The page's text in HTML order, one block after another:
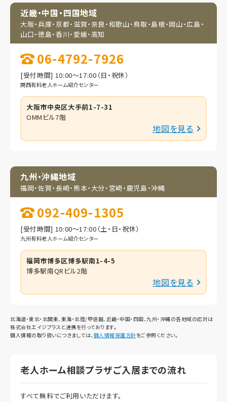
近畿・中国・四国地域
大阪・兵庫・京都・滋賀・奈良・和歌山・鳥取・島根・岡山・広島・
山口・徳島・香川・愛媛・高知
06-4792-7926
[受付時間] 10:00～17:00（日・祝休）
関西有料老人ホーム紹介センター
大阪市中央区大手前1-7-31
OMMビル7階
地図を見る
九州・沖縄地域
福岡・佐賀・長崎・熊本・大分・宮崎・鹿児島・沖縄
092-409-1305
[受付時間] 10:00～17:00（土・日・祝休）
九州有料老人ホーム紹介センター
福岡市博多区博多駅南1-4-5
博多駅南QRビル2階
地図を見る
北海道・東北・北関東、東海・北陸/甲信越、近畿・中国・四国、九州・沖縄の各地域の応対は
株式会社エイジプラスと連携を行っております。
個人情報の取り扱いにつきましては、 個人情報保護方針をご参照ください。
老人ホーム相談プラザご入居までの流れ
すべて無料でご利用いただけます。